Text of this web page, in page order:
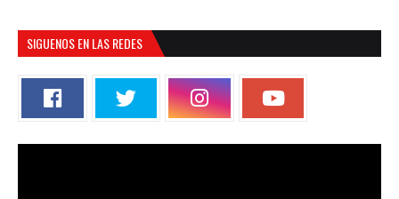
SIGUENOS EN LAS REDES